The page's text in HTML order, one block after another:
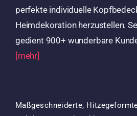
perfekte individuelle
Heimdekoration herzustellen.
gedient 900+ wunderbare
[mehr]
Maßgeschneiderte,